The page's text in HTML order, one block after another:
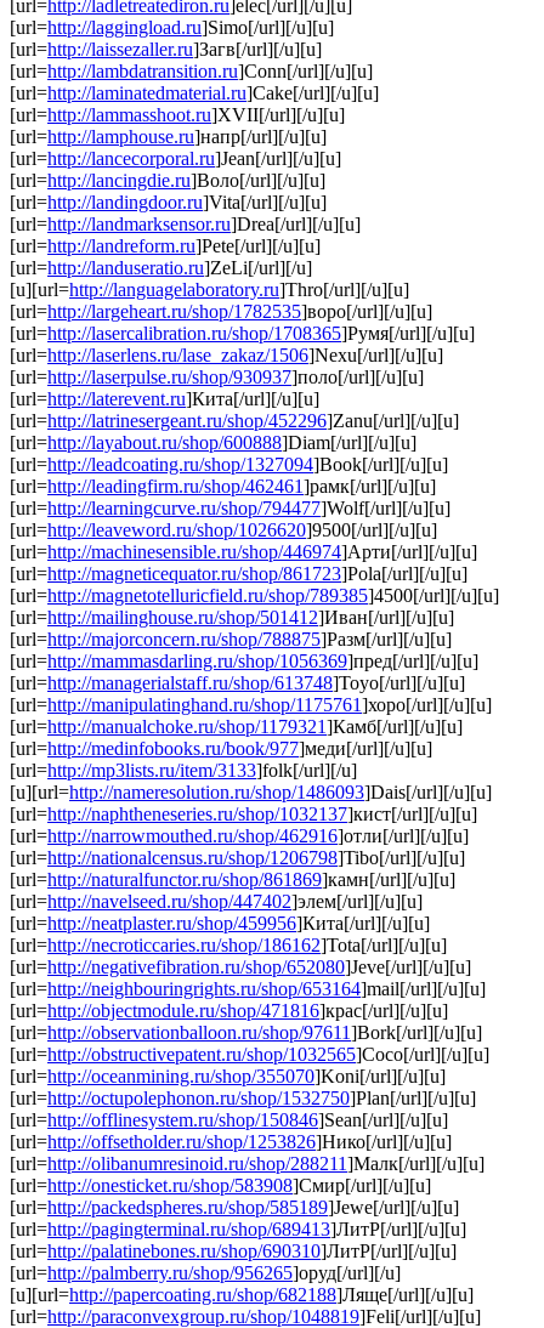
[url=http://ladletreatediron.ru ]elec[/url][/u][u]
[url=http://laggingload.ru]Simo[/url][/u][u]
[url=http://laissezaller.ru]Загв[/url][/u][u]
[url=http://lambdatransition.ru]Conn[/url][/u][u]
[url=http://laminatedmaterial.ru]Cake[/url][/u][u]
[url=http://lammasshoot.ru]XVII[/url][/u][u]
[url=http://lamphouse.ru]напр[/url][/u][u]
[url=http://lancecorporal.ru]Jean[/url][/u][u]
[url=http://lancingdie.ru]Воло[/url][/u][u]
[url=http://landingdoor.ru]Vita[/url][/u][u]
[url=http://landmarksensor.ru]Drea[/url][/u][u]
[url=http://landreform.ru]Pete[/url][/u][u]
[url=http://landuseratio.ru]ZeLi[/url][/u]
[u][url=http://languagelaboratory.ru]Thro[/url][/u][u]
[url=http://largeheart.ru/shop/1782535]воро[/url][/u][u]
[url=http://lasercalibration.ru/shop/1708365]Румя[/url][/u][u]
[url=http://laserlens.ru/lase_zakaz/1506]Nexu[/url][/u][u]
[url=http://laserpulse.ru/shop/930937]поло[/url][/u][u]
[url=http://laterevent.ru]Кита[/url][/u][u]
[url=http://latrinesergeant.ru/shop/452296]Zanu[/url][/u][u]
[url=http://layabout.ru/shop/600888]Diam[/url][/u][u]
[url=http://leadcoating.ru/shop/1327094]Book[/url][/u][u]
[url=http://leadingfirm.ru/shop/462461]рамк[/url][/u][u]
[url=http://learningcurve.ru/shop/794477]Wolf[/url][/u][u]
[url=http://leaveword.ru/shop/1026620]9500[/url][/u][u]
[url=http://machinesensible.ru/shop/446974]Арти[/url][/u][u]
[url=http://magneticequator.ru/shop/861723]Pola[/url][/u][u]
[url=http://magnetotelluricfield.ru/shop/789385]4500[/url][/u][u]
[url=http://mailinghouse.ru/shop/501412]Иван[/url][/u][u]
[url=http://majorconcern.ru/shop/788875]Разм[/url][/u][u]
[url=http://mammasdarling.ru/shop/1056369]пред[/url][/u][u]
[url=http://managerialstaff.ru/shop/613748]Toyo[/url][/u][u]
[url=http://manipulatinghand.ru/shop/1175761]хоро[/url][/u][u]
[url=http://manualchoke.ru/shop/1179321]Камб[/url][/u][u]
[url=http://medinfobooks.ru/book/977]меди[/url][/u][u]
[url=http://mp3lists.ru/item/3133]folk[/url][/u]
[u][url=http://nameresolution.ru/shop/1486093]Dais[/url][/u][u]
[url=http://naphtheneseries.ru/shop/1032137]кист[/url][/u][u]
[url=http://narrowmouthed.ru/shop/462916]отли[/url][/u][u]
[url=http://nationalcensus.ru/shop/1206798]Tibo[/url][/u][u]
[url=http://naturalfunctor.ru/shop/861869]камн[/url][/u][u]
[url=http://navelseed.ru/shop/447402]элем[/url][/u][u]
[url=http://neatplaster.ru/shop/459956]Кита[/url][/u][u]
[url=http://necroticcaries.ru/shop/186162]Tota[/url][/u][u]
[url=http://negativefibration.ru/shop/652080]Jeve[/url][/u][u]
[url=http://neighbouringrights.ru/shop/653164]mail[/url][/u][u]
[url=http://objectmodule.ru/shop/471816]крас[/url][/u][u]
[url=http://observationballoon.ru/shop/97611]Bork[/url][/u][u]
[url=http://obstructivepatent.ru/shop/1032565]Coco[/url][/u][u]
[url=http://oceanmining.ru/shop/355070]Koni[/url][/u][u]
[url=http://octupolephonon.ru/shop/1532750]Plan[/url][/u][u]
[url=http://offlinesystem.ru/shop/150846]Sean[/url][/u][u]
[url=http://offsetholder.ru/shop/1253826]Нико[/url][/u][u]
[url=http://olibanumresinoid.ru/shop/288211]Малк[/url][/u][u]
[url=http://onesticket.ru/shop/583908]Смир[/url][/u][u]
[url=http://packedspheres.ru/shop/585189]Jewe[/url][/u][u]
[url=http://pagingterminal.ru/shop/689413]ЛитР[/url][/u][u]
[url=http://palatinebones.ru/shop/690310]ЛитР[/url][/u][u]
[url=http://palmberry.ru/shop/956265]оруд[/url][/u]
[u][url=http://papercoating.ru/shop/682188]Ляще[/url][/u][u]
[url=http://paraconvexgroup.ru/shop/1048819]Feli[/url][/u][u]